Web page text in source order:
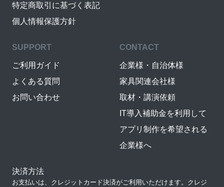
特定商取引に基づく表記
個人情報保護方針
SUPPORT
ご利用ガイド
よくある質問
お問い合わせ
CONTACT
企業様・自治体様
家具関連会社様
取材・講演依頼
IT導入補助金を利用して
アプリ制作を希望される
企業様へ
決済方法
お支払いは、クレジットカード決済がご利用いただけます。クレジ